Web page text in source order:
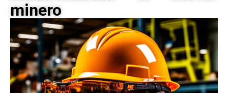
minero